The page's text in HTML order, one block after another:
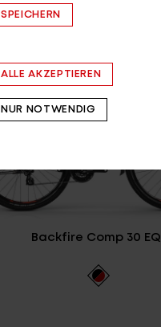
Backfire Comp 30 EQ
SPEICHERN
ALLE AKZEPTIEREN
NUR NOTWENDIG